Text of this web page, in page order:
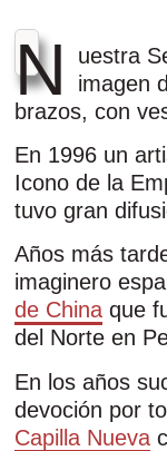
N
uestra
imagen
brazos, con
En 1996 un
Icono de la
tuvo gran
Años más
imaginero
de China que
del Norte en
En los años
devoción por
Capilla Nueva